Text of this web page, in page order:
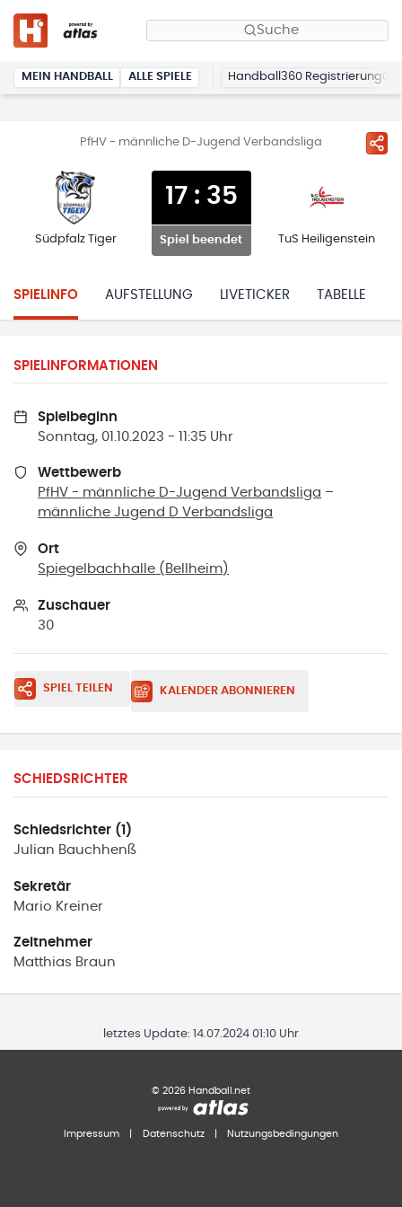
Suche
MEIN HANDBALL ALLE SPIELE Handball360 Registrierung
PfHV - männliche D-Jugend Verbandsliga
Südpfalz Tiger
17: 35
Spiel beendet TuS Heiligenstein
SPIELINFO AUFSTELLUNG LIVETICKER TABELLE
SPIELINFORMATIONEN
Spielbeginn
Sonntag, 01.10.2023 - 11:35 Uhr
Wettbewerb
PfHV - männliche D-Jugend Verbandsliga –
männliche Jugend D Verbandsliga
Ort
Spiegelbachhalle ( Bellheim)
Zuschauer
30
SPIEL TEILEN KALENDER ABONNIEREN
SCHIEDSRICHTER
Schiedsrichter (1)
Julian Bauchhenß
Sekretär
Mario Kreiner
Zeitnehmer
Matthias Braun
letztes Update: 14.07.2024 01:10 Uhr
© 2026 Handball.net
Impressum Datenschutz Nutzungsbedingungen